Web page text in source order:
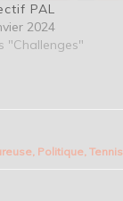
PAL
2024
"Challenges"
, Politique,Tennis